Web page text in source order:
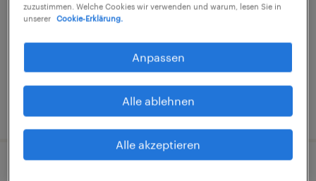
Bremen, Bremen
€31,22 - €34,92 pro Stunde
Wirtschaft und Administration
zuzustimmen. Welche Cookies wir verwenden und warum, lesen Sie in
unserer
Cookie-Erklärung.
Anpassen
Alle ablehnen
Alle akzeptieren